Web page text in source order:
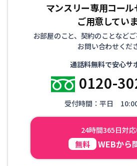
マンスリー専用コー
ご用意してい
お部屋のこと、契約のことなど
お問い合わせくだ
通話料無料で安心サ
0120-
受付時間：平日
24時間365日対
無料 WEBから